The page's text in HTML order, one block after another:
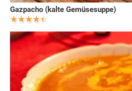
Gazpacho (kalte Gemüsesuppe)